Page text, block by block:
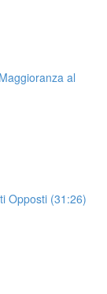
al
Opposti (31:26)